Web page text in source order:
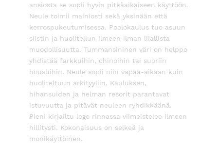
ansiosta se sopii hyvin pitkäaikaiseen käyttöön.
Neule toimii mainiosti sekä yksinään että
kerrospukeutumisessa. Poolokaulus tuo asuun
siistin ja huolitellun ilmeen ilman liiallista
muodollisuutta. Tummansininen väri on helppo
yhdistää farkkuihin, chinoihin tai suoriin
housuihin. Neule sopii niin vapaa-aikaan kuin
huoliteltuun arkityyliin. Kauluksen,
hihansuiden ja helman resorit parantavat
istuvuutta ja pitävät neuleen ryhdikkäänä.
Pieni kirjailtu logo rinnassa viimeistelee ilmeen
hillitysti. Kokonaisuus on selkeä ja
monikäyttöinen.